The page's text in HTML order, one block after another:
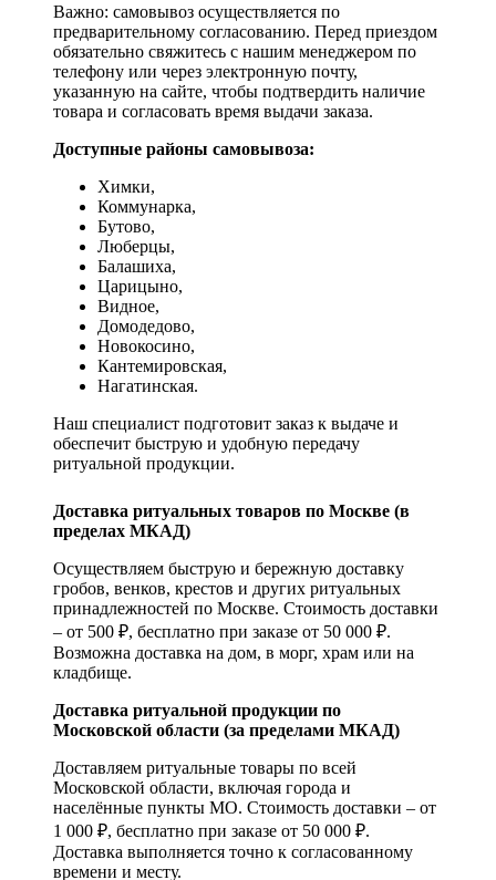
Важно: самовывоз осуществляется по
предварительному согласованию. Перед приездом
обязательно свяжитесь с нашим менеджером по
телефону или через электронную почту,
указанную на сайте, чтобы подтвердить наличие
товара и согласовать время выдачи заказа.
Доступные районы самовывоза:
Химки,
Коммунарка,
Бутово,
Люберцы,
Балашиха,
Царицыно,
Видное,
Домодедово,
Новокосино,
Кантемировская,
Нагатинская.
Наш специалист подготовит заказ к выдаче и
обеспечит быструю и удобную передачу
ритуальной продукции.
Доставка ритуальных товаров по Москве (в
пределах МКАД)
Осуществляем быструю и бережную доставку
гробов, венков, крестов и других ритуальных
принадлежностей по Москве. Стоимость доставки
– от 500 ₽, бесплатно при заказе от 50 000 ₽.
Возможна доставка на дом, в морг, храм или на
кладбище.
Доставка ритуальной продукции по
Московской области (за пределами МКАД)
Доставляем ритуальные товары по всей
Московской области, включая города и
населённые пункты МО. Стоимость доставки – от
1 000 ₽, бесплатно при заказе от 50 000 ₽.
Доставка выполняется точно к согласованному
времени и месту.